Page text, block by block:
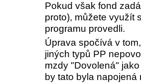
Pokud však fond
proto), můžete využít
programu provedli.
Úprava spočívá v
jiných typů PP
mzdy "Dovolená"
by tato byla